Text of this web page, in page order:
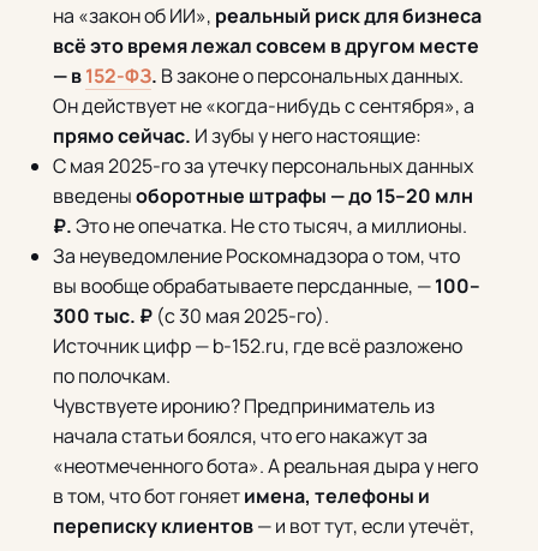
на «закон об ИИ», реальный риск для бизнеса
всё это время лежал совсем в другом месте
— в152-ФЗ. В законе о персональных данных.
Он действует не «когда-нибудь с сентября», а
прямо сейчас. И зубы у него настоящие:
С мая 2025-го за утечку персональных данных
введеныоборотные штрафы — до 15–20 млн
₽.Это не опечатка. Не сто тысяч, а миллионы.
За неуведомление Роскомнадзора о том, что
вы вообще обрабатываете персданные, —100–
300 тыс. ₽ (с 30 мая 2025-го).
Источник цифр — b-152.ru, где всё разложено
по полочкам.
Чувствуете иронию? Предприниматель из
начала статьи боялся, что его накажут за
«неотмеченного бота». А реальная дыра у него
в том, что бот гоняетимена, телефоны и
переписку клиентов— и вот тут, если утечёт,